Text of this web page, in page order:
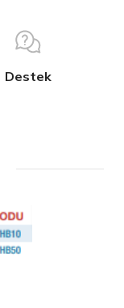
Destek